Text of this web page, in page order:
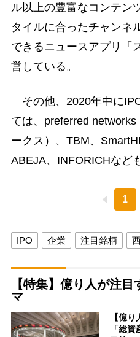
ル以上の豊富なコンテン
タイルに合ったチャンネ
できるニュースアプリ「
営している。
その他、2020年中に
ては、preferred
ークス）、TBM、
ABEJA、INFORICHなど
1
IPO 企業 注目銘柄
【特集】億り人が注
マ
【億
「総